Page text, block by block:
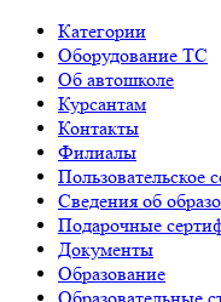
Категории
Оборудование ТС
Об автошколе
Курсантам
Контакты
Филиалы
Пользовательское
Сведения об
Подарочные
Документы
Образование